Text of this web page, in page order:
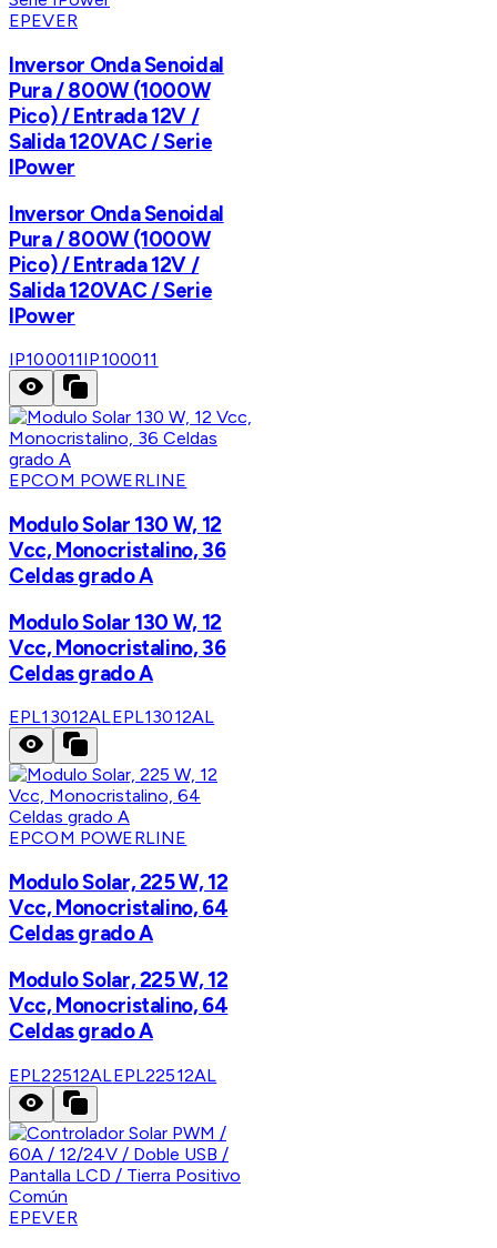
EPEVER
Inversor Onda Senoidal
Pura / 800W (1000W
Pico) / Entrada 12V /
Salida 120VAC / Serie
IPower
Inversor Onda Senoidal
Pura / 800W (1000W
Pico) / Entrada 12V /
Salida 120VAC / Serie
IPower
IP100011IP100011
EPCOM POWERLINE
Modulo Solar 130 W, 12
Vcc, Monocristalino, 36
Celdas grado A
Modulo Solar 130 W, 12
Vcc, Monocristalino, 36
Celdas grado A
EPL13012ALEPL13012AL
EPCOM POWERLINE
Modulo Solar, 225 W, 12
Vcc, Monocristalino, 64
Celdas grado A
Modulo Solar, 225 W, 12
Vcc, Monocristalino, 64
Celdas grado A
EPL22512ALEPL22512AL
EPEVER